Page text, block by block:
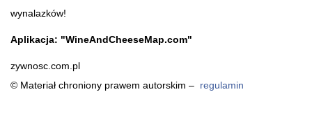
wynalazków!
Aplikacja: "WineAndCheeseMap.com"
zywnosc.com.pl
© Materiał chroniony prawem autorskim – regulamin